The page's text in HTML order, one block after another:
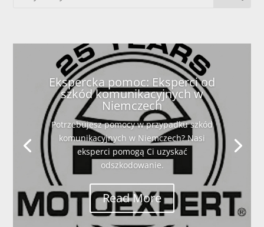
Ekspercka pomoc: Eksperci od
szkód komunikacyjnych w
Niemczech
Potrzebujesz pomocy w przypadku szkód
komunikacyjnych w Niemczech? Nasi
eksperci pomogą Ci uzyskać
odszkodowanie.
Read More